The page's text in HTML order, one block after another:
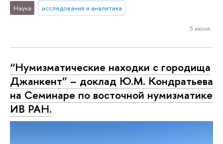
Наука исследования и аналитика
5 июня
“Нумизматические находки с городища
Джанкент” – доклад Ю.М. Кондратьева
на Семинаре по восточной нумизматике
ИВ РАН.